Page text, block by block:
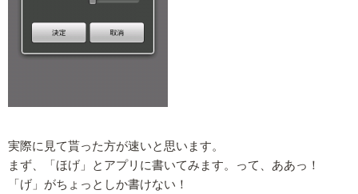
実際に見て貰った方が速いと思います。
まず、「ほげ」とアプリに書いてみます。って、ああっ！
「げ」がちょっとしか書けない！